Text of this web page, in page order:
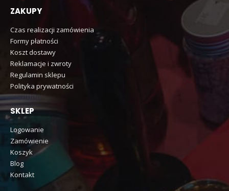
ZAKUPY
Czas realizacji zamówienia
Formy płatności
Koszt dostawy
Reklamacje i zwroty
Regulamin sklepu
Polityka prywatności
SKLEP
Logowanie
Zamówienie
Koszyk
Blog
Kontakt